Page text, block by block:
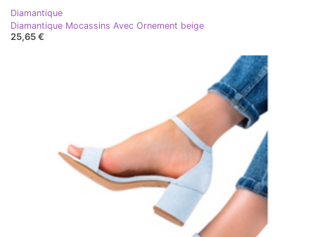
Diamantique
Diamantique Mocassins Avec Ornement beige
25,65 €